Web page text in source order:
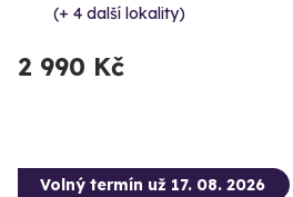
(+ 4 další lokality)
2 990 Kč
Volný termín už 17. 08. 2026